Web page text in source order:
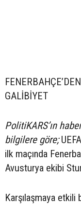
GALİBİYET
PolitiKARS’ın
bilgilere göre;
ilk maçında
Avusturya ekibi
Karşılaşmaya etkili